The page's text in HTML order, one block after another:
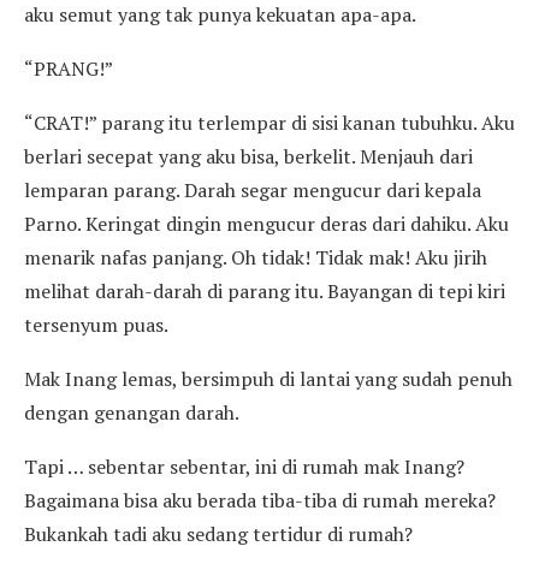
aku semut yang tak punya kekuatan apa-apa.
“PRANG!”
“CRAT!” parang itu terlempar di sisi kanan tubuhku. Aku
berlari secepat yang aku bisa, berkelit. Menjauh dari
lemparan parang. Darah segar mengucur dari kepala
Parno. Keringat dingin mengucur deras dari dahiku. Aku
menarik nafas panjang. Oh tidak! Tidak mak! Aku jirih
melihat darah-darah di parang itu. Bayangan di tepi kiri
tersenyum puas.
Mak Inang lemas, bersimpuh di lantai yang sudah penuh
dengan genangan darah.
Tapi … sebentar sebentar, ini di rumah mak Inang?
Bagaimana bisa aku berada tiba-tiba di rumah mereka?
Bukankah tadi aku sedang tertidur di rumah?